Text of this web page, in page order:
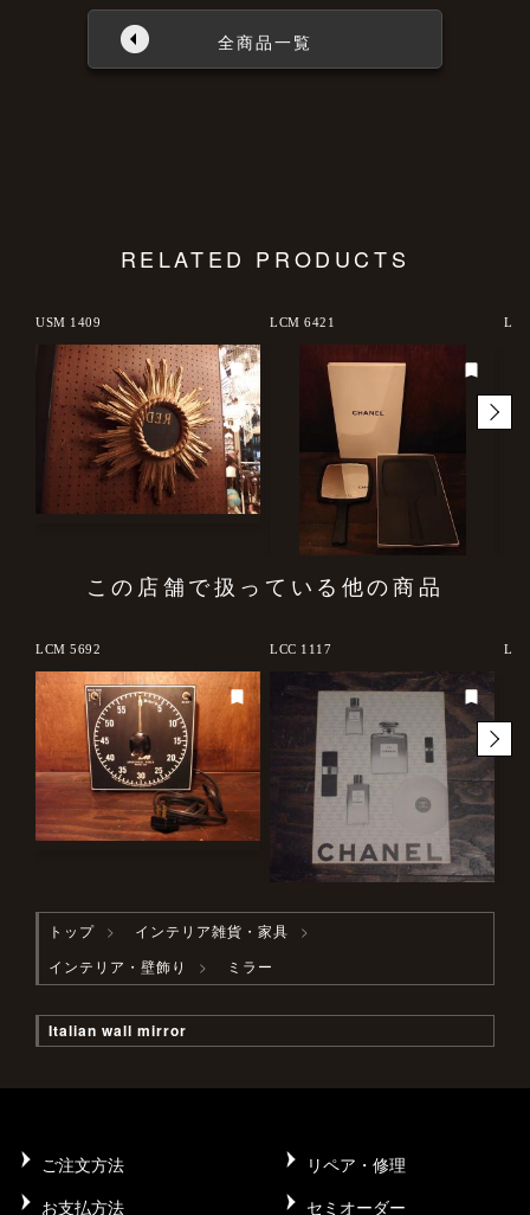
全商品一覧
RELATED PRODUCTS
USM 1409 LCM 6421
この店舗で扱っている他の商品
LCM 5692 LCC 1117
トップ
インテリア雑貨・家具
インテリア・壁飾り
ミラー
Italian wall mirror
ご注文方法
リペア・修理
お支払方法
セミオーダー